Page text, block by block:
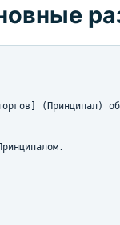
(Принципал)